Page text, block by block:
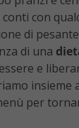
con
di
di una
e
insieme
per